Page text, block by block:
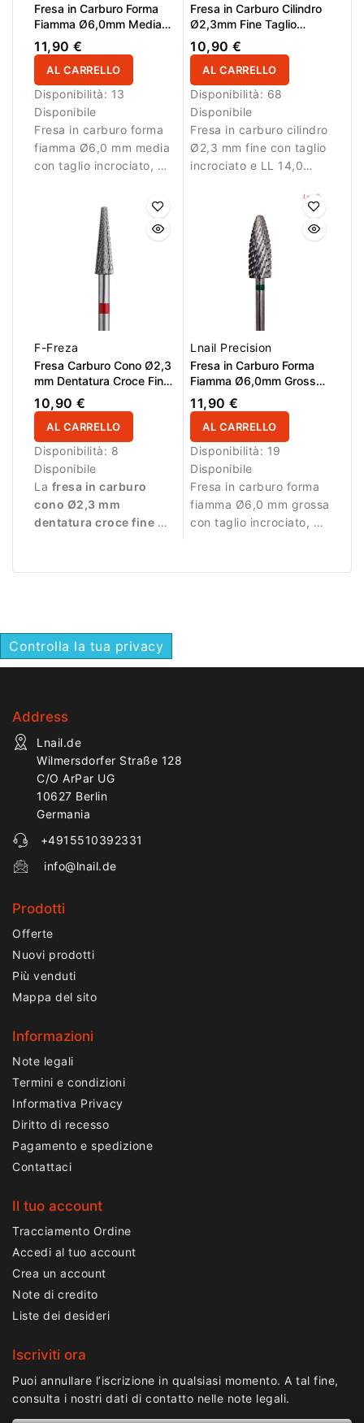
Fresa in Carburo Forma
Fiamma Ø6,0mm Media
Taglio Incrociato LL
16,0mm L/R
11,90 €
AL CARRELLO
Disponibilità: 13
Disponibile
Fresa in carburo forma
fiamma Ø6,0 mm media
con taglio incrociato, AL
per rifinitura e riduzione
controllata del
Fresa in Carburo Cilindro
Ø2,3mm Fine Taglio
Incrociato LL 14,0mm
10,90 €
AL CARRELLO
Disponibilità: 68
Disponibile
Fresa in carburo cilindro
Ø2,3 mm fine con taglio
incrociato e LL 14,0
F-Freza
Fresa Carburo Cono Ø2,3
mm Dentatura Croce Fine
LL 14,0 mm
10,90 €
AL CARRELLO
Disponibilità: 8
Disponibile
La fresa in carburo
cono Ø2,3 mm
dentatura croce fine LL
professionale di
del materiale, mentre la
forma cono permette di
cuticola.
Lnail Precision
Fresa in Carburo Forma
Fiamma Ø6,0mm Grossa
Taglio Incrociato LL
16,0mm L/R
11,90 €
AL CARRELLO
Disponibilità: 19
Disponibile
Fresa in carburo forma
fiamma Ø6,0 mm grossa
con taglio incrociato, AL
di gel e acrilico con
Controlla la tua privacy
Address
Lnail.de
Wilmersdorfer Straße 128
C/O ArPar UG
10627 Berlin
Germania
+4915510392331
info@lnail.de
Prodotti
Offerte
Nuovi prodotti
Più venduti
Mappa del sito
Informazioni
Note legali
Termini e condizioni
Informativa Privacy
Diritto di recesso
Pagamento e spedizione
Contattaci
Il tuo account
Tracciamento Ordine
Accedi al tuo account
Crea un account
Note di credito
Liste dei desideri
Iscriviti ora
Puoi annullare l’iscrizione in qualsiasi momento. A tal fine,
consulta i nostri dati di contatto nelle note legali.